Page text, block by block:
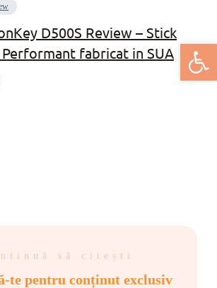
Deschide
D500S Review – Stick
Performant fabricat in SUA
să citești
te pentru conținut exclusiv